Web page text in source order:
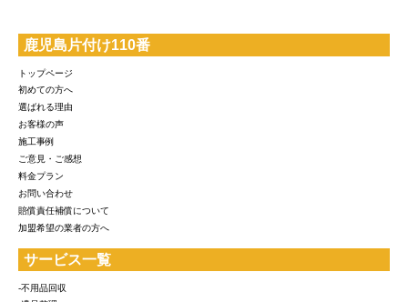
鹿児島片付け110番
トップページ
初めての方へ
選ばれる理由
お客様の声
施工事例
ご意見・ご感想
料金プラン
お問い合わせ
賠償責任補償について
加盟希望の業者の方へ
サービス一覧
-不用品回収